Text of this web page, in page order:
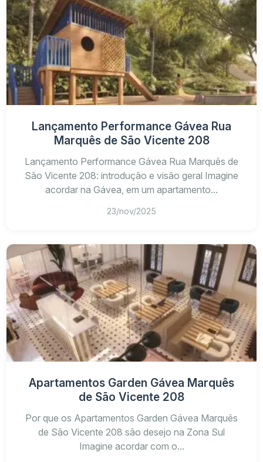
Lançamento Performance Gávea Rua
Marquês de São Vicente 208
Lançamento Performance Gávea Rua Marquês de
São Vicente 208: introdução e visão geral Imagine
acordar na Gávea, em um apartamento...
23/nov/2025
Apartamentos Garden Gávea Marquês
de São Vicente 208
Por que os Apartamentos Garden Gávea Marquês
de São Vicente 208 são desejo na Zona Sul
Imagine acordar com o...